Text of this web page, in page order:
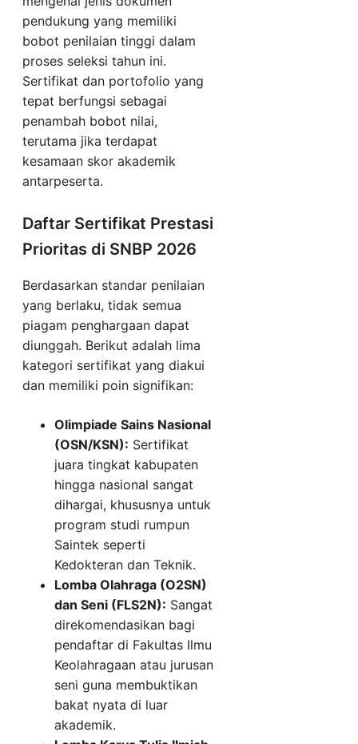
pendukung yang memiliki
bobot penilaian tinggi dalam
proses seleksi tahun ini.
Sertifikat dan portofolio yang
tepat berfungsi sebagai
penambah bobot nilai,
terutama jika terdapat
kesamaan skor akademik
antarpeserta.
Daftar Sertifikat Prestasi
Prioritas di SNBP 2026
Berdasarkan standar penilaian
yang berlaku, tidak semua
piagam penghargaan dapat
diunggah. Berikut adalah lima
kategori sertifikat yang diakui
dan memiliki poin signifikan:
Olimpiade Sains Nasional
(OSN/KSN): Sertifikat
juara tingkat kabupaten
hingga nasional sangat
dihargai, khususnya untuk
program studi rumpun
Saintek seperti
Kedokteran dan Teknik.
Lomba Olahraga (O2SN)
dan Seni (FLS2N): Sangat
direkomendasikan bagi
pendaftar di Fakultas Ilmu
Keolahragaan atau jurusan
seni guna membuktikan
bakat nyata di luar
akademik.